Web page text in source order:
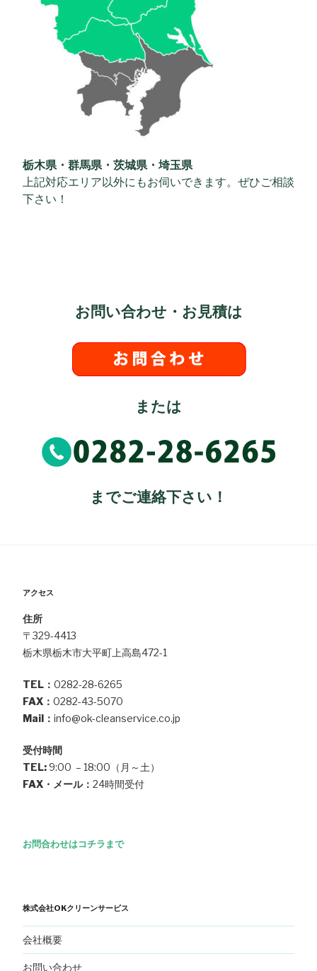
栃木県・群馬県・茨城県・埼玉県
上記対応エリア以外にもお伺いできます。ぜひご相談
下さい！
お問い合わせ・お見積は
または
までご連絡下さい！
アクセス
住所
〒329-4413
栃木県栃木市大平町上高島472-1
TEL： 0282-28-6265
FAX： 0282-43-5070
Mail： info@ok-cleanservice.co.jp
受付時間
TEL:9:00 – 18:00（月～土）
FAX・メール： 24時間受付
お問合わせはコチラまで
株式会社OKクリーンサービス
会社概要
お問い合わせ